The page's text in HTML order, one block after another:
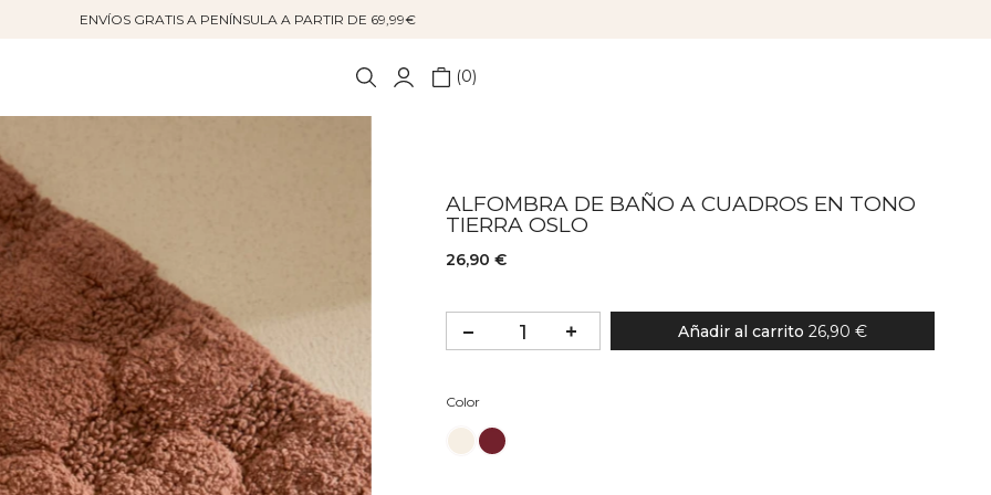
ENVÍOS GRATIS A PENÍNSULA A PARTIR DE 69,99€
0
ALFOMBRA DE BAÑO A CUADROS EN TONO
TIERRA OSLO
26,90 €
ColorColor
Añadir al carrito 26,90 €